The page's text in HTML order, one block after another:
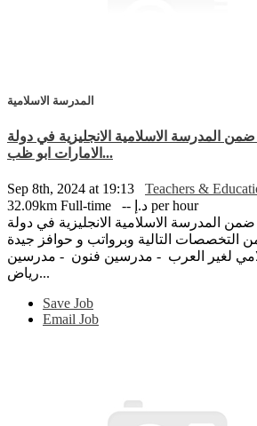
المدرسة الاسلامية
المدرسة الاسلامية الانجليزية في دولة
الامارات ابو ظب...
Sep 8th, 2024 at 19:13 Teachers &
32.09km Full-time
-- د.إ per hour
المدرسة الاسلامية الانجليزية في دولة
التخصصات التالية وبرواتب و حوافز جيدة
لغير العرب - مدرسين فنون - مدرسين
رياض...
Save Job
Email Job